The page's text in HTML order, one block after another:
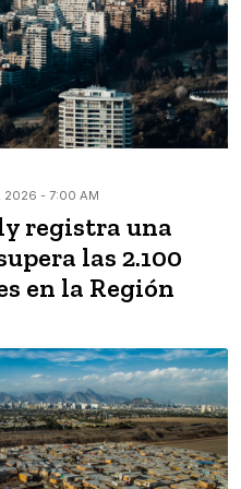
2026 - 7:00 AM
registra una
las 2.100
en la Región